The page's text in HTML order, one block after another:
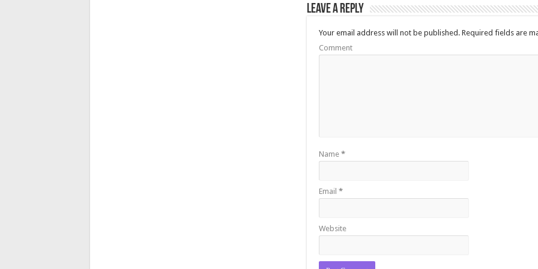
Leave a Reply
Your email address will not be published.Required fields are
Comment
Name *
Email *
Website